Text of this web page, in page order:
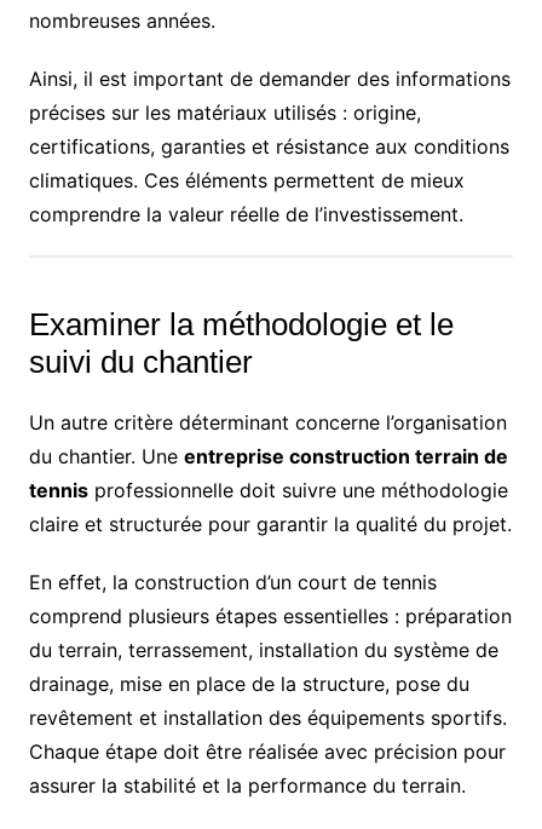
nombreuses années.
Ainsi, il est important de demander des informations
précises sur les matériaux utilisés : origine,
certifications, garanties et résistance aux conditions
climatiques. Ces éléments permettent de mieux
comprendre la valeur réelle de l’investissement.
Examiner la méthodologie et le
suivi du chantier
Un autre critère déterminant concerne l’organisation
du chantier. Une entreprise construction terrain de
tennisprofessionnelle doit suivre une méthodologie
claire et structurée pour garantir la qualité du projet.
En effet, la construction d’un court de tennis
comprend plusieurs étapes essentielles : préparation
du terrain, terrassement, installation du système de
drainage, mise en place de la structure, pose du
revêtement et installation des équipements sportifs.
Chaque étape doit être réalisée avec précision pour
assurer la stabilité et la performance du terrain.